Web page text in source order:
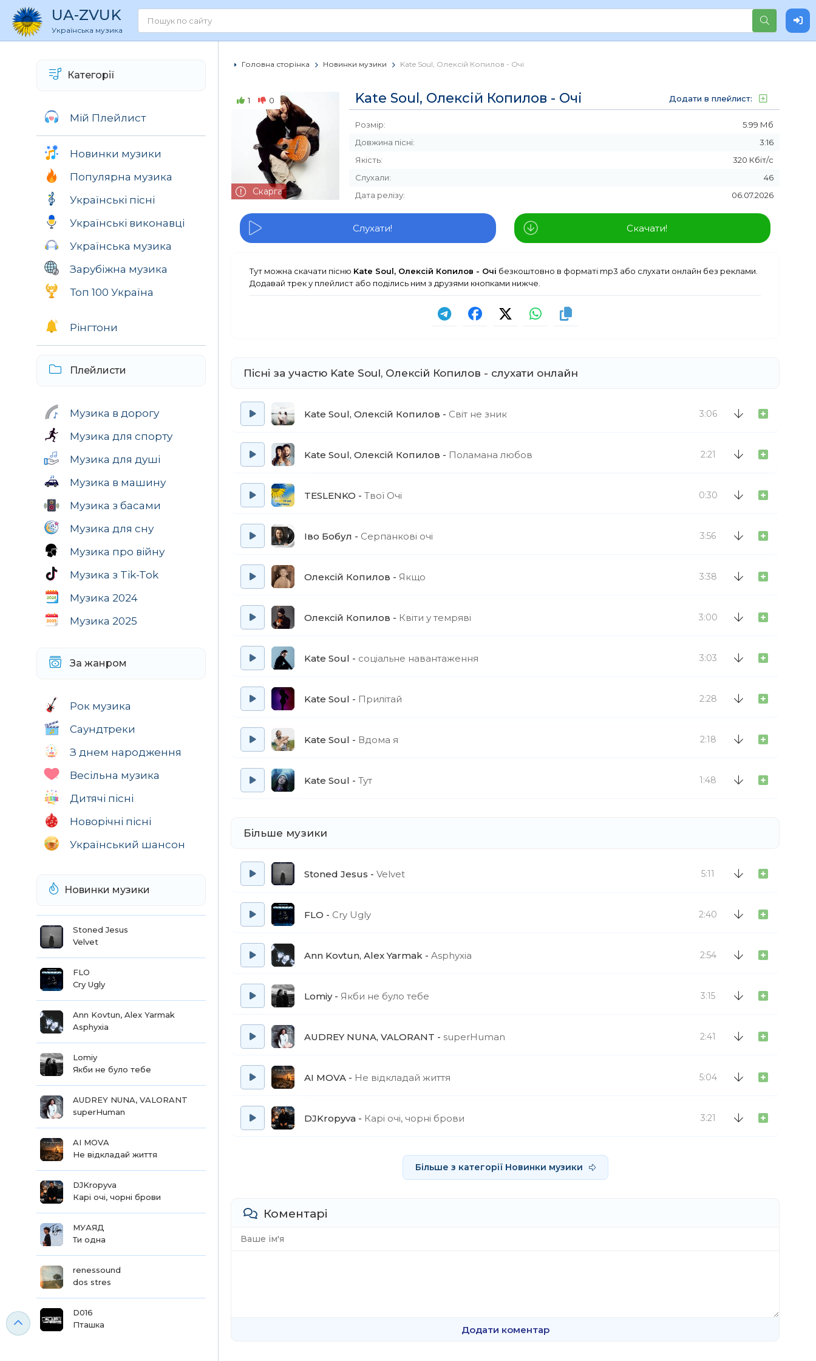
UA-ZVUK
Українська музика
Категорії
Мій Плейлист
Новинки музики
Популярна музика
Українські пісні
Українські виконавці
Українська музика
Зарубіжна музика
Топ 100 Україна
Рінгтони
Плейлисти
Музика в дорогу
Музика для спорту
Музика для душі
Музика в машину
Музика з басами
Музика для сну
Музика про війну
Музика з Tik-Tok
Музика 2024
Музика 2025
За жанром
Рок музика
Саундтреки
З днем народження
Весільна музика
Дитячі пісні
Новорічні пісні
Український шансон
Новинки музики
Stoned Jesus
Velvet
FLO
Cry Ugly
Ann Kovtun, Alex Yarmak
Asphyxia
Lomiy
Якби не було тебе
AUDREY NUNA, VALORANT
superHuman
AI MOVA
Не відкладай життя
DJKropyva
Карі очі, чорні брови
МУАЯД
Ти одна
renessound
dos stres
D016
Пташка
Головна сторінка Новинки музики Kate Soul, Олексій Копилов - Очі
1 0
Скарга
Kate Soul, Олексій Копилов - Очі Додати в плейлист:
Розмір:
5.99 Мб
Довжина пісні:
3:16
Якість:
320 Кбіт/с
Слухали:
46
Дата релізу:
06.07.2026
Слухати! Скачати!
Тут можна скачати пісню Kate Soul, Олексій Копилов - Очі безкоштовно в форматі mp3 або слухати онлайн без реклами.
Додавай трек у плейлист або поділись ним з друзями кнопками нижче.
Пісні за участю Kate Soul, Олексій Копилов - слухати онлайн
Kate Soul, Олексій Копилов Світ не зник 3:06
Kate Soul, Олексій Копилов Поламана любов 2:21
TESLENKO Твої Очі 0:30
Іво Бобул Серпанкові очі 3:56
Олексій Копилов Якщо 3:38
Олексій Копилов Квіти у темряві 3:00
Kate Soul соціальне навантаження 3:03
Kate Soul Прилітай 2:28
Kate Soul Вдома я 2:18
Kate Soul Тут 1:48
Більше музики
Stoned Jesus Velvet 5:11
FLO Cry Ugly 2:40
Ann Kovtun, Alex Yarmak Asphyxia 2:54
Lomiy Якби не було тебе 3:15
AUDREY NUNA, VALORANT superHuman 2:41
AI MOVA Не відкладай життя 5:04
DJKropyva Карі очі, чорні брови 3:21
Більше з категорії Новинки музики
Коментарі
Додати коментар